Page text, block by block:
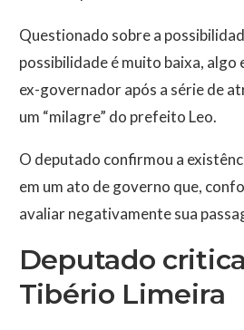
Questionado sobre a
possibilidade é muito baixa,
ex-governador após a série de
um “milagre” do prefeito Leo.
O deputado confirmou a
em um ato de governo que,
avaliar negativamente sua
Deputado
Tibério Limeira